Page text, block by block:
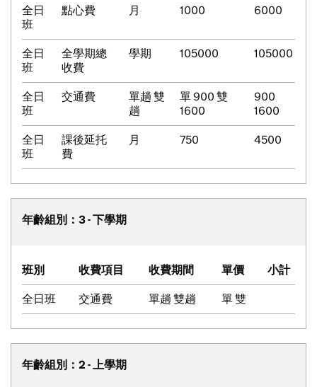
全日
班
點心費 月 1000 6000
全日
班
全學期總
收費
學期 105000 105000
全日
班
交通費
單趟 雙
趟
單 900 雙
1600
900
1600
全日
班
課後延托
費
月 750 4500
年齡組別：3 - 下學期
班別 收費項目 收費期間 單價 小計
全日班 交通費 單趟 雙趟 單 雙
年齡組別：2 - 上學期